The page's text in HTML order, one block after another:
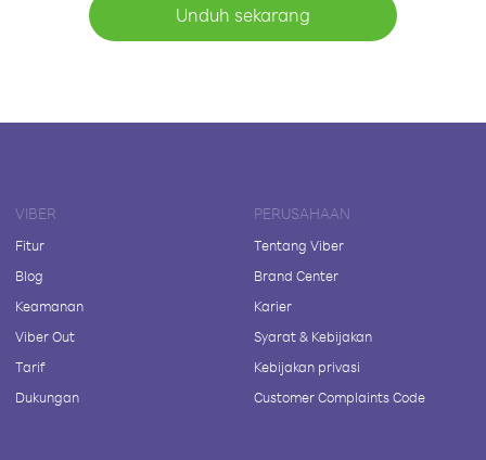
Unduh sekarang
VIBER
Fitur
Blog
Keamanan
Viber Out
Tarif
Dukungan
PERUSAHAAN
Tentang Viber
Brand Center
Karier
Syarat & Kebijakan
Kebijakan privasi
Customer Complaints Code